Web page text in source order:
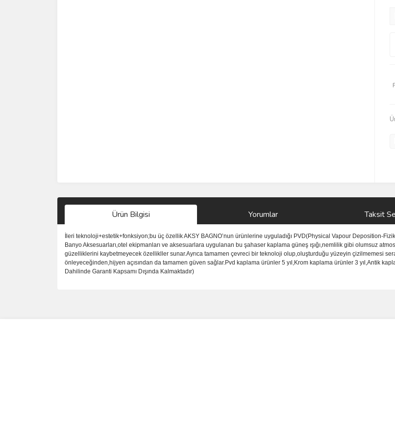
Ürün Bilgisi Yorumlar Taksit
İleri teknoloji+estetik+fonksiyon;bu üç özellik AKSY BAGNO’nun ürünlerine uyguladığı PVD(Physical Vapour Deposition-
Banyo Aksesuarları,otel ekipmanları ve aksesuarlara uygulanan bu şahaser kaplama güneş ışığı,nemlilik gibi olumsuz
güzelliklerini kaybetmeyecek özellikller sunar.Ayrıca tamamen çevreci bir teknoloji olup,oluşturduğu yüzeyin çizilmemesi
önleyeceğinden,hijyen açısından da tamamen güven sağlar.Pvd kaplama ürünler 5 yıl,Krom kaplama ürünler 3 yıl,Antik
Dahilinde Garanti Kapsamı Dışında Kalmaktadır)